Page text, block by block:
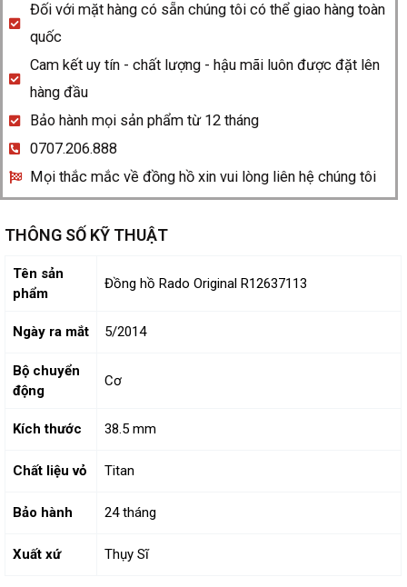
Đối với mặt hàng có sẵn chúng tôi có thể giao hàng toàn
quốc
Cam kết uy tín - chất lượng - hậu mãi luôn được đặt lên
hàng đầu
Bảo hành mọi sản phẩm từ 12 tháng
0707.206.888
Mọi thắc mắc về đồng hồ xin vui lòng liên hệ chúng tôi
THÔNG SỐ KỸ THUẬT
Tên sản
phẩm
Đồng hồ Rado Original R12637113
Ngày ra mắt 5/2014
Bộ chuyển
động
Cơ
Kích thước 38.5 mm
Chất liệu vỏ Titan
Bảo hành 24 tháng
Xuất xứ Thụy Sĩ